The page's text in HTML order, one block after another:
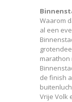
Waarom
al een
marathon
de finish
Vrije Volk